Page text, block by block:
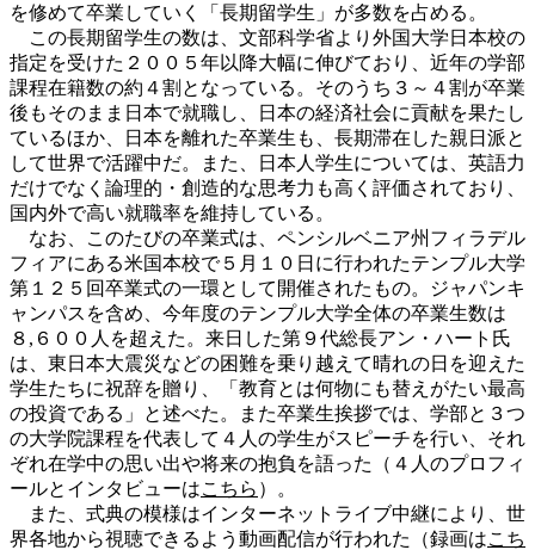
を修めて卒業していく「長期留学生」が多数を占める。
この長期留学生の数は、文部科学省より外国大学日本校の
指定を受けた２００５年以降大幅に伸びており、近年の学部
課程在籍数の約４割となっている。そのうち３～４割が卒業
後もそのまま日本で就職し、日本の経済社会に貢献を果たし
ているほか、日本を離れた卒業生も、長期滞在した親日派と
して世界で活躍中だ。また、日本人学生については、英語力
だけでなく論理的・創造的な思考力も高く評価されており、
国内外で高い就職率を維持している。
なお、このたびの卒業式は、ペンシルベニア州フィラデル
フィアにある米国本校で５月１０日に行われたテンプル大学
第１２５回卒業式の一環として開催されたもの。ジャパンキ
ャンパスを含め、今年度のテンプル大学全体の卒業生数は
８,６００人を超えた。来日した第９代総長アン・ハート氏
は、東日本大震災などの困難を乗り越えて晴れの日を迎えた
学生たちに祝辞を贈り、「教育とは何物にも替えがたい最高
の投資である」と述べた。また卒業生挨拶では、学部と３つ
の大学院課程を代表して４人の学生がスピーチを行い、それ
ぞれ在学中の思い出や将来の抱負を語った（４人のプロフィ
ールとインタビューはこちら ）。
また、式典の模様はインターネットライブ中継により、世
界各地から視聴できるよう動画配信が行われた（録画はこち